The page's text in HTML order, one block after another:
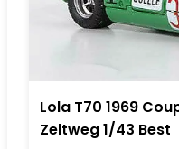
Lola T70 1969
Zeltweg 1/43 Best